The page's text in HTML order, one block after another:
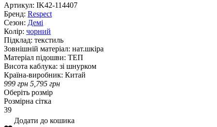
Артикул: IK42-114407
Бренд: Respect
Сезон: Демі
Колір: чорний
Підклад: текстиль
Зовнішній матеріал: нат.шкіра
Матеріал підошви: ТЕП
Висота каблука: зі шнурком
Країна-виробник: Китай
999 грн 5,795 грн
Оберіть розмір
Розмірна сітка
39
Додати до кошика